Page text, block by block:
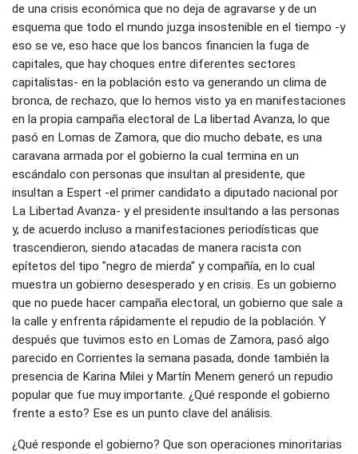
de una crisis económica que no deja de agravarse y de un
esquema que todo el mundo juzga insostenible en el tiempo -y
eso se ve, eso hace que los bancos financien la fuga de
capitales, que hay choques entre diferentes sectores
capitalistas- en la población esto va generando un clima de
bronca, de rechazo, que lo hemos visto ya en manifestaciones
en la propia campaña electoral de La libertad Avanza, lo que
pasó en Lomas de Zamora, que dio mucho debate, es una
caravana armada por el gobierno la cual termina en un
escándalo con personas que insultan al presidente, que
insultan a Espert -el primer candidato a diputado nacional por
La Libertad Avanza- y el presidente insultando a las personas
y, de acuerdo incluso a manifestaciones periodísticas que
trascendieron, siendo atacadas de manera racista con
epítetos del tipo "negro de mierda" y compañía, en lo cual
muestra un gobierno desesperado y en crisis. Es un gobierno
que no puede hacer campaña electoral, un gobierno que sale a
la calle y enfrenta rápidamente el repudio de la población. Y
después que tuvimos esto en Lomas de Zamora, pasó algo
parecido en Corrientes la semana pasada, donde también la
presencia de Karina Milei y Martín Menem generó un repudio
popular que fue muy importante. ¿Qué responde el gobierno
frente a esto? Ese es un punto clave del análisis.
¿Qué responde el gobierno? Que son operaciones minoritarias